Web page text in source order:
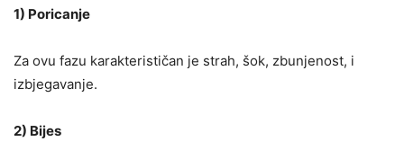
1) Poricanje
Za ovu fazu karakterističan je strah, šok, zbunjenost, i
izbjegavanje.
2) Bijes